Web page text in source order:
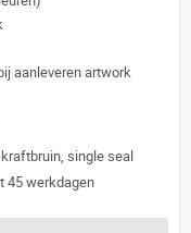
aanleveren artwork
single seal
45 werkdagen